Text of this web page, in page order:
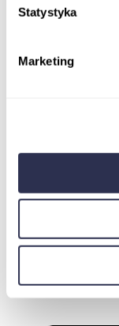
Statystyka
Marketing